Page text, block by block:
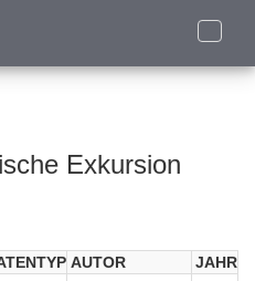
Toggle
Exkursion
AUTOR JAHR